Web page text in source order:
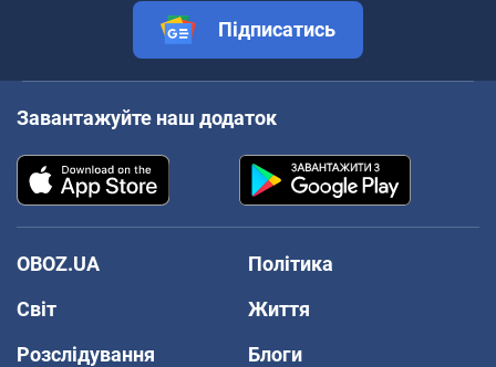
Підписатись
Завантажуйте наш додаток
OBOZ.UA
Політика
Світ
Життя
Розслідування
Блоги